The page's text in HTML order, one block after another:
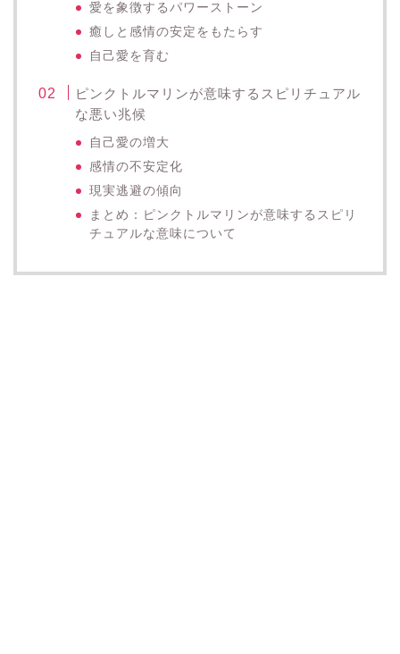
愛を象徴するパワーストーン
癒しと感情の安定をもたらす
自己愛を育む
ピンクトルマリンが意味するスピリチュアル
な悪い兆候
自己愛の増大
感情の不安定化
現実逃避の傾向
まとめ：ピンクトルマリンが意味するスピリ
チュアルな意味について